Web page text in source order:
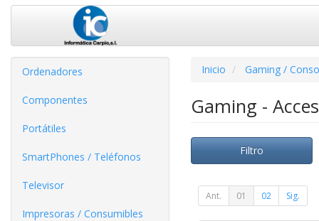
Ordenadores
Componentes
Portátiles
SmartPhones / Teléfonos
Televisor
Impresoras / Consumibles
Inicio Gaming /
Gaming -
Filtro
Ant. 01 02 Sig.